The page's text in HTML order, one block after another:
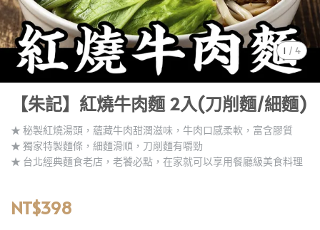
1 / 4
【朱記】紅燒牛肉麵 2入(刀削麵/細麵)
★ 秘製紅燒湯頭，蘊藏牛肉甜潤滋味，牛肉口感柔軟，富含膠質
★ 獨家特製麵條，細麵滑順，刀削麵有嚼勁
★ 台北經典麵食老店，老饕必點，在家就可以享用餐廳級美食料理
NT$398